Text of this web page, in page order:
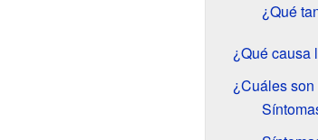
¿Qué
¿Qué causa
¿Cuáles